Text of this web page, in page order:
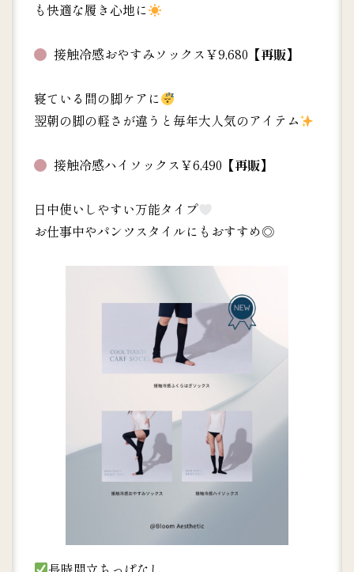
も快適な履き心地に
接触冷感おやすみソックス￥9,680 【再販】
寝ている間の脚ケアに
翌朝の脚の軽さが違うと毎年大人気のアイテム
接触冷感ハイソックス￥6,490 【再販】
日中使いしやすい万能タイプ
お仕事中やパンツスタイルにもおすすめ◎